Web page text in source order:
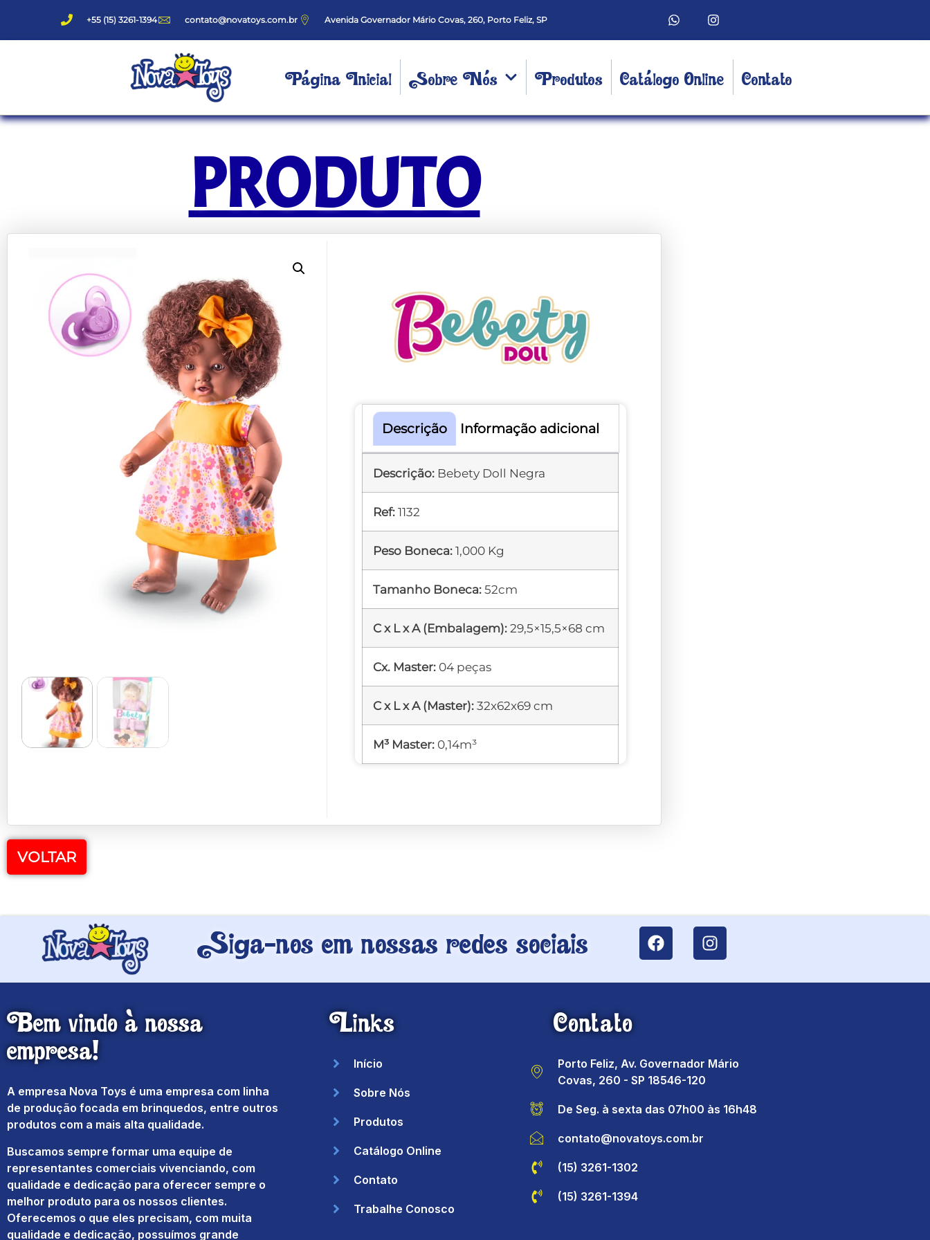
+55 (15) 3261-1394 contato@novatoys.com.br Avenida Governador Mário Covas, 260, Porto Feliz, SP
Página Inicial Sobre Nós Produtos Catálogo Online Contato
PRODUTO
Descrição Informação adicional
Descrição: Bebety Doll Negra
Ref:1132
Peso Boneca:1,000 Kg
Tamanho Boneca:52cm
C x L x A (Embalagem):29,5×15,5×68 cm
Cx. Master: 04 peças
C x L x A (Master):32x62x69 cm
M³ Master: 0,14m³
VOLTAR
Siga-nos em nossas redes sociais
Bem vindo à nossa
empresa!
A empresa Nova Toys é uma empresa com linha
de produção focada em brinquedos, entre outros
produtos com a mais alta qualidade.
Buscamos sempre formar uma equipe de
representantes comerciais vivenciando, com
qualidade e dedicação para oferecer sempre o
melhor produto para os nossos clientes.
Oferecemos o que eles precisam, com muita
qualidade e dedicação, possuímos grande
Links
Início
Sobre Nós
Produtos
Catálogo Online
Contato
Trabalhe Conosco
Contato
Porto Feliz, Av. Governador Mário
Covas, 260 - SP 18546-120
De Seg. à sexta das 07h00 às 16h48
contato@novatoys.com.br
(15) 3261-1302
(15) 3261-1394